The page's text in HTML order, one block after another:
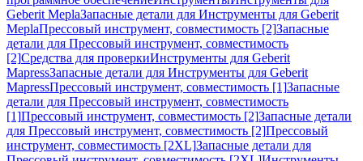
Geberit MeplaЗапасные детали для Инструменты для Geberit
MeplaПрессовый инструмент, совместимость [2]Запасные
детали для Прессовый инструмент, совместимость
[2]Средства для проверкиИнструменты для Geberit
MapressЗапасные детали для Инструменты для Geberit
MapressПрессовый инструмент, совместимость [1]Запасные
детали для Прессовый инструмент, совместимость
[1]Прессовый инструмент, совместимость [2]Запасные детали
для Прессовый инструмент, совместимость [2]Прессовый
инструмент, совместимость [2XL]Запасные детали для